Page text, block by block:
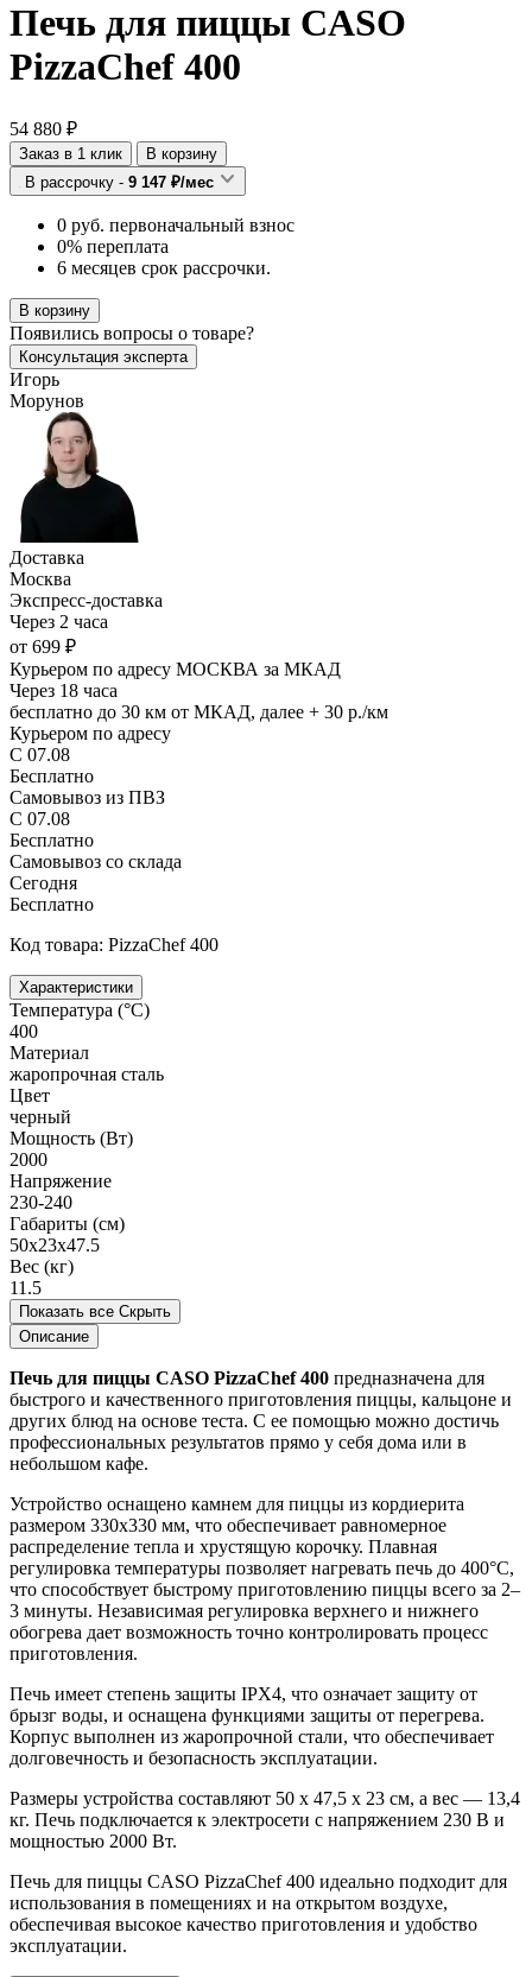
Печь для пиццы CASO
PizzaChef 400
54 880 ₽
Заказ в 1 клик
В корзину
В рассрочку - 9 147 ₽/мес
0 руб. первоначальный взнос
0% переплата
6 месяцев срок рассрочки.
В корзину
Появились вопросы о товаре?
Консультация эксперта
Игорь
Морунов
Доставка
Москва
Экспресс-доставка
Через 2 часа
от 699 ₽
Курьером по адресу МОСКВА за МКАД
Через 18 часа
бесплатно до 30 км от МКАД, далее + 30 р./км
Курьером по адресу
С 07.08
Бесплатно
Самовывоз из ПВЗ
С 07.08
Бесплатно
Самовывоз со склада
Сегодня
Бесплатно
Код товара: PizzaChef 400
Характеристики
Температура (°C)
400
Материал
жаропрочная сталь
Цвет
черный
Мощность (Вт)
2000
Напряжение
230-240
Габариты (см)
50x23x47.5
Вес (кг)
11.5
Показать все Скрыть
Описание
Печь для пиццы CASO PizzaChef 400 предназначена для
быстрого и качественного приготовления пиццы, кальцоне и
других блюд на основе теста. С ее помощью можно достичь
профессиональных результатов прямо у себя дома или в
небольшом кафе.
Устройство оснащено камнем для пиццы из кордиерита
размером 330x330 мм, что обеспечивает равномерное
распределение тепла и хрустящую корочку. Плавная
регулировка температуры позволяет нагревать печь до 400°C,
что способствует быстрому приготовлению пиццы всего за 2–
3 минуты. Независимая регулировка верхнего и нижнего
обогрева дает возможность точно контролировать процесс
приготовления.
Печь имеет степень защиты IPX4, что означает защиту от
брызг воды, и оснащена функциями защиты от перегрева.
Корпус выполнен из жаропрочной стали, что обеспечивает
долговечность и безопасность эксплуатации.
Размеры устройства составляют 50 x 47,5 x 23 см, а вес — 13,4
кг. Печь подключается к электросети с напряжением 230 В и
мощностью 2000 Вт.
Печь для пиццы CASO PizzaChef 400 идеально подходит для
использования в помещениях и на открытом воздухе,
обеспечивая высокое качество приготовления и удобство
эксплуатации.